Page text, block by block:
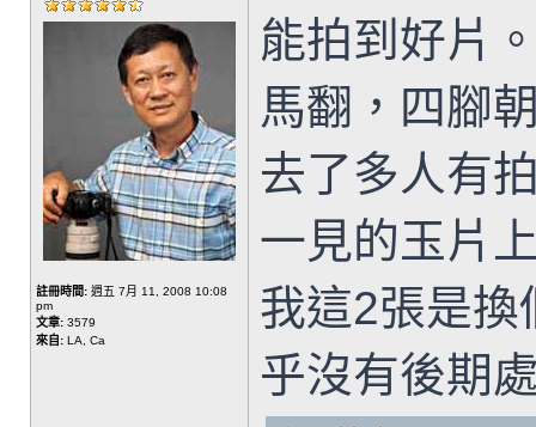
註冊時間: 週五 7月 11, 2008 10:08
pm
文章: 3579
來自: LA, Ca
能拍到好片
馬翻，四腳
去了多人有
一見的玉片
我這2張是換
乎沒有後期